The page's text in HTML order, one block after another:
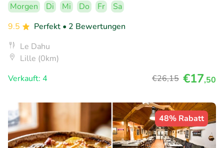
Morgen Di Mi Do Fr
Sa
9.5
Perfekt • 2 Bewertungen
Le Dahu
Lille (0km)
Verkauft: 4
€26,15 €17,50
48% Rabatt